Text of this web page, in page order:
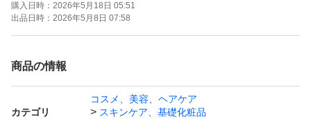
購入日時： 2026年5月18日 05:51
出品日時： 2026年5月8日 07:58
商品の情報
カテゴリ
コスメ、美容、ヘアケア
スキンケア、基礎化粧品